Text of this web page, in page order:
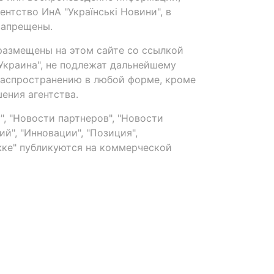
ИнА "Українські Новини", в
на этом сайте со ссылкой
не подлежат дальнейшему
в любой форме, кроме
агентства.
"Новости партнеров", "Новости
"Инновации", "Позиция",
публикуются на коммерческой